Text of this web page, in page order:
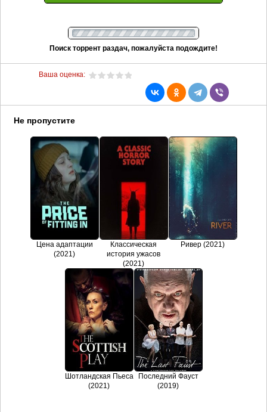
Поиск торрент раздач, пожалуйста подождите!
Ваша оценка:
Не пропустите
Цена адаптации
(2021)
Классическая
история ужасов
(2021)
Ривер (2021)
Шотландская Пьеса
(2021)
Последний Фауст
(2019)